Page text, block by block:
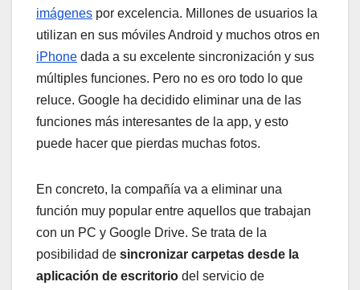
imágenes por excelencia. Millones de usuarios la
utilizan en sus móviles Android y muchos otros en
iPhone dada a su excelente sincronización y sus
múltiples funciones. Pero no es oro todo lo que
reluce. Google ha decidido eliminar una de las
funciones más interesantes de la app, y esto
puede hacer que pierdas muchas fotos.
En concreto, la compañía va a eliminar una
función muy popular entre aquellos que trabajan
con un PC y Google Drive. Se trata de la
posibilidad de sincronizar carpetas desde la
aplicación de escritorio del servicio de